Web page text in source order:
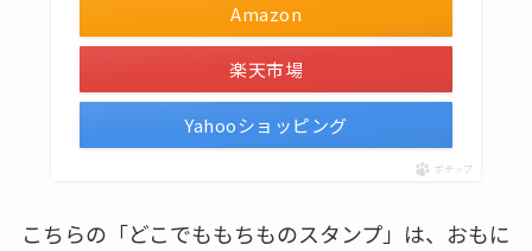
Amazon
楽天市場
Yahooショッピング
ポチップ
こちらの「どこでももちものスタンプ」は、おもに